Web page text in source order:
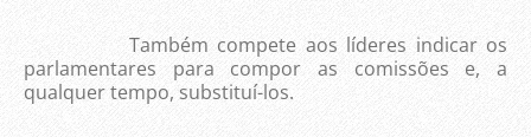
Também compete aos líderes indicar os
parlamentares para compor as comissões e, a
qualquer tempo, substituí-los.